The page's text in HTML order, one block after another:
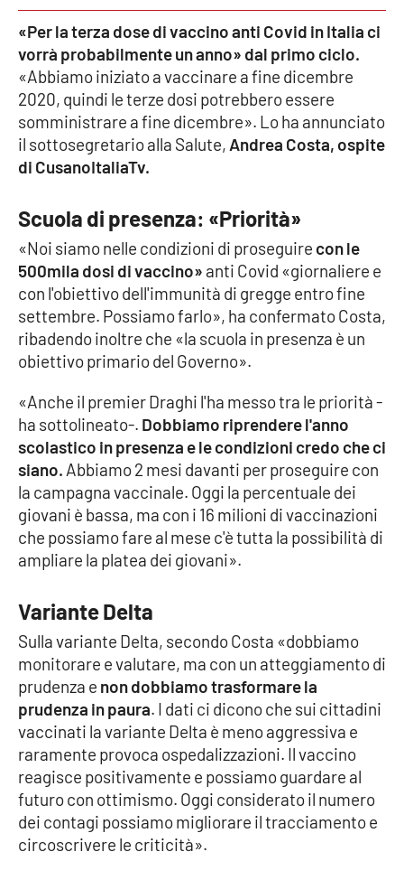
Meteo
Editoriali
VIDEO
Ambiente
Cronaca
Cultura
Economia e Lavoro
Politica
Sanità
Società
Sport
RUBRICHE
Parchi Marini Calabria
Leggendo Alvaro insieme
Imprese Di Calabria
Le perfidie di Antonella Grippo
Venti di comunicazione
«Per la terza dose di vaccino anti Covid in Italia ci
vorrà probabilmente un anno» dal primo ciclo.
«Abbiamo iniziato a vaccinare a fine dicembre
2020, quindi le terze dosi potrebbero essere
somministrare a fine dicembre». Lo ha annunciato
il sottosegretario alla Salute, Andrea Costa, ospite
di CusanoItaliaTv.
Scuola di presenza: «Priorità»
«Noi siamo nelle condizioni di proseguire con le
500mila dosi di vaccino» anti Covid «giornaliere e
con l'obiettivo dell'immunità di gregge entro fine
settembre. Possiamo farlo», ha confermato Costa,
ribadendo inoltre che «la scuola in presenza è un
obiettivo primario del Governo».
«Anche il premier Draghi l'ha messo tra le priorità -
ha sottolineato-. Dobbiamo riprendere l'anno
scolastico in presenza e le condizioni credo che ci
siano. Abbiamo 2 mesi davanti per proseguire con
la campagna vaccinale. Oggi la percentuale dei
giovani è bassa, ma con i 16 milioni di vaccinazioni
che possiamo fare al mese c'è tutta la possibilità di
ampliare la platea dei giovani».
Variante Delta
Sulla variante Delta, secondo Costa «dobbiamo
monitorare e valutare, ma con un atteggiamento di
prudenza e non dobbiamo trasformare la
prudenza in paura. I dati ci dicono che sui cittadini
vaccinati la variante Delta è meno aggressiva e
raramente provoca ospedalizzazioni. Il vaccino
reagisce positivamente e possiamo guardare al
futuro con ottimismo. Oggi considerato il numero
dei contagi possiamo migliorare il tracciamento e
circoscrivere le criticità».